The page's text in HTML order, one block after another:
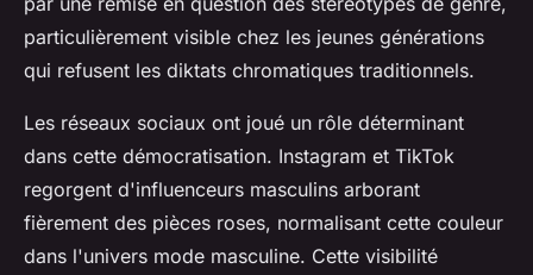
particulièrement visible chez les jeunes générations
qui refusent les diktats chromatiques traditionnels.
Les réseaux sociaux ont joué un rôle déterminant
dans cette démocratisation. Instagram et TikTok
regorgent d'influenceurs masculins arborant
fièrement des pièces roses, normalisant cette couleur
dans l'univers mode masculine. Cette visibilité